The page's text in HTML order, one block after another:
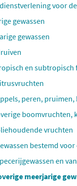
voor
gewassen
gewassen
en subtropisch
peren,
boomvruchten,
vruchten
bestemd
en
meerjarige